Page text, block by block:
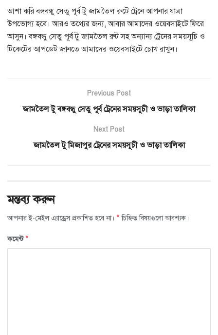
আশা করি বঙ্গবন্ধু সেতু পূর্ব টু জামতৈল রুটে ট্রেনে আপনার যাত্রা
উপভোগ্য হবে। আরও তথ্যের জন্য, আবার আমাদের ওয়েবসাইটে ফিরে
আসুন। বঙ্গবন্ধু সেতু পূর্ব টু জামতৈল রুট সহ অন্যান্য ট্রেনের সময়সূচি ও
টিকেটের আপডেট জানতে আমাদের ওয়েবসাইটে চোখ রাখুন।
Previous Post
জামতৈল টু বঙ্গবন্ধু সেতু পূর্ব ট্রেনের সময়সূচী ও ভাড়া তালিকা
Next Post
জামতৈল টু মিজাপুর ট্রেনের সময়সূচী ও ভাড়া তালিকা
মন্তব্য করুন
আপনার ই-মেইল এ্যাড্রেস প্রকাশিত হবে না। * চিহ্নিত বিষয়গুলো আবশ্যক।
কমেন্ট*